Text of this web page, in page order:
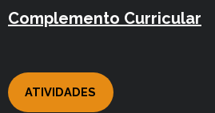
Complemento Curricular
ATIVIDADES